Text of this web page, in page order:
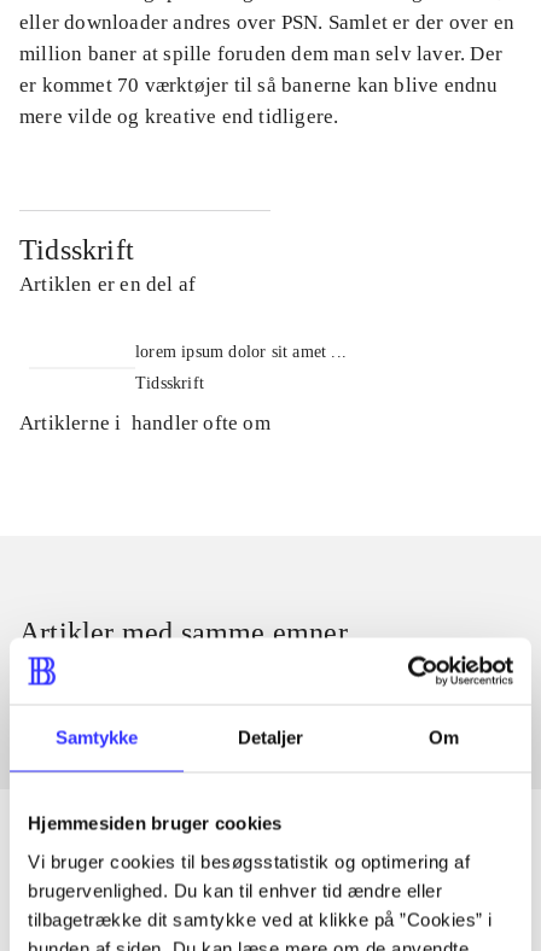
Samtykke Detaljer Om
Hjemmesiden bruger cookies
Vi bruger cookies til besøgsstatistik og optimering af
brugervenlighed. Du kan til enhver tid ændre eller
tilbagetrække dit samtykke ved at klikke på ”Cookies” i
eller downloader andres over PSN. Samlet er der over en
million baner at spille foruden dem man selv laver. Der
er kommet 70 værktøjer til så banerne kan blive endnu
mere vilde og kreative end tidligere.
Tidsskrift
Artiklen er en del af
lorem ipsum dolor sit amet ...
Tidsskrift
Artiklerne i handler ofte om
Artikler med samme emner
Fra
Artikler
Alle registrerede artikler fordelt på udgivelser